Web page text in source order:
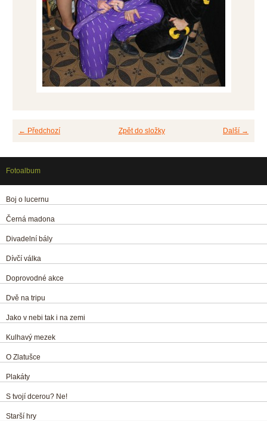
← Předchozí Další →
Zpět do složky
Fotoalbum
Boj o lucernu
Černá madona
Divadelní bály
Dívčí válka
Doprovodné akce
Dvě na tripu
Jako v nebi tak i na zemi
Kulhavý mezek
O Zlatušce
Plakáty
S tvojí dcerou? Ne!
Starší hry